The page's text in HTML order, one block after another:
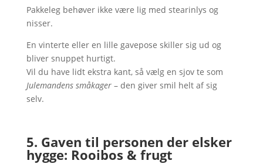
Pakkeleg behøver ikke være lig med stearinlys og
nisser.
En vinterte eller en lille gavepose skiller sig ud og
bliver snuppet hurtigt.
Vil du have lidt ekstra kant, så vælg en sjov te som
Julemandens småkager– den giver smil helt af sig
selv.
5. Gaven til personen der elsker
hygge: Rooibos & frugt